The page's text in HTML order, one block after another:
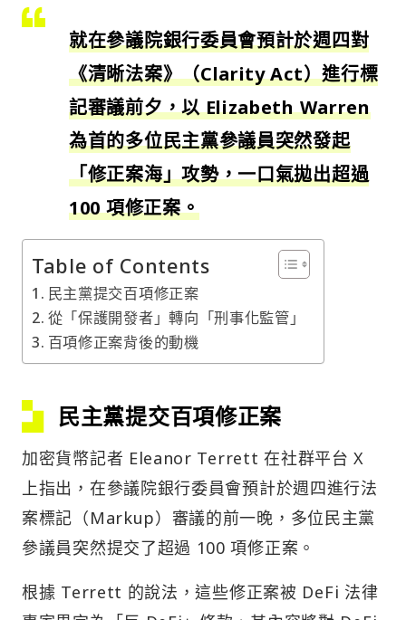
就在參議院銀行委員會預計於週四對
《清晰法案》（Clarity Act）進行標
記審議前夕，以 Elizabeth Warren
為首的多位民主黨參議員突然發起
「修正案海」攻勢，一口氣拋出超過
100 項修正案。
Table of Contents
民主黨提交百項修正案
從「保護開發者」轉向「刑事化監管」
百項修正案背後的動機
民主黨提交百項修正案
加密貨幣記者 Eleanor Terrett 在社群平台 X
上指出，在參議院銀行委員會預計於週四進行法
案標記（Markup）審議的前一晚，多位民主黨
參議員突然提交了超過 100 項修正案。
根據 Terrett 的說法，這些修正案被 DeFi 法律